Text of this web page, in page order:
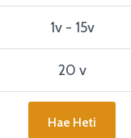
1v - 15v
20 v
Hae Heti